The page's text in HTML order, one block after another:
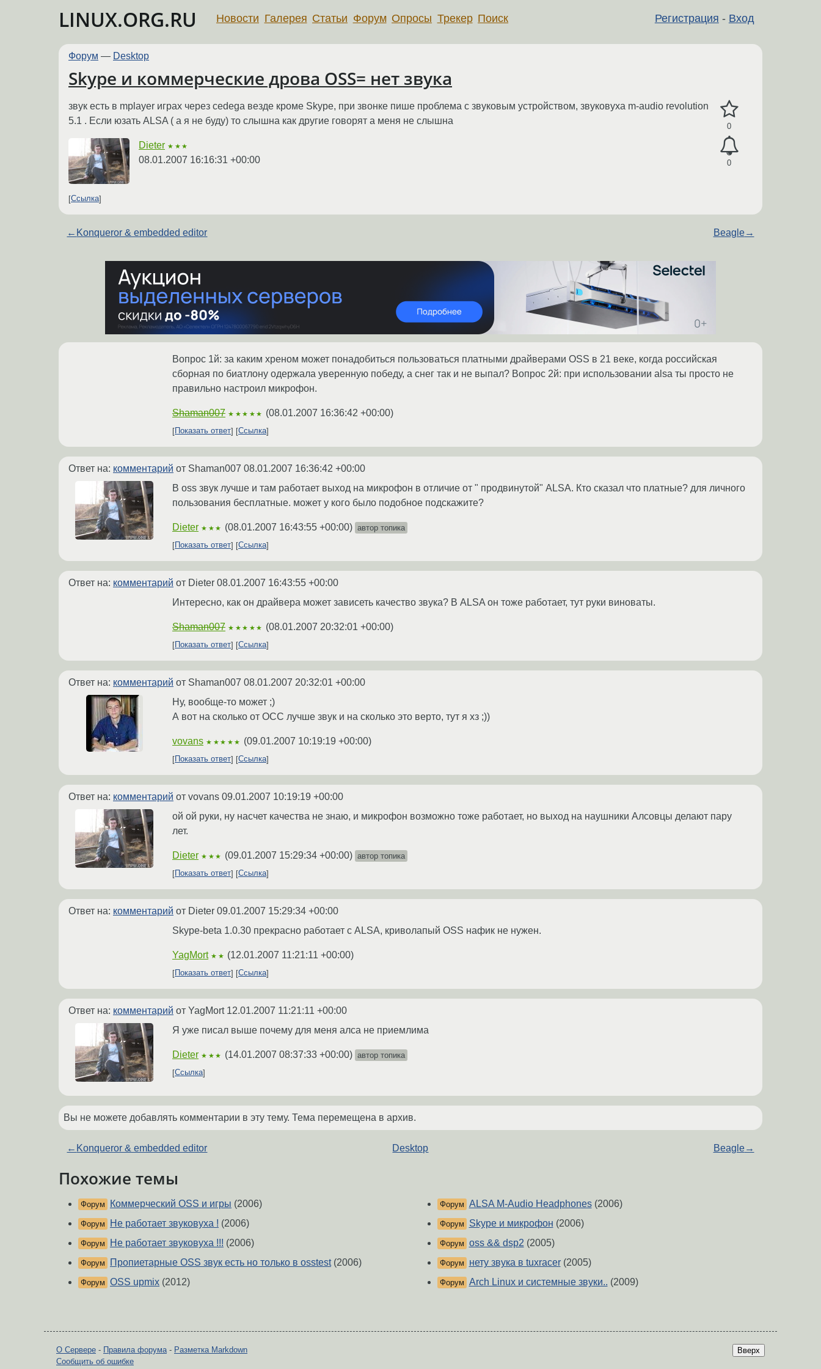
LINUX.ORG.RU Регистрация - Вход
Новости Галерея Статьи Форум Опросы Трекер Поиск
Форум — Desktop
Skype и коммерческие дрова OSS= нет звука
0
0
звук есть в mplayer играх через cedega везде кроме Skype, при звонке пише проблема с звуковым устройством, звуковуха m-audio revolution
5.1 . Если юзать ALSA ( а я не буду) то слышна как другие говорят а меня не слышна
Dieter ★★★
08.01.2007 16:16:31 +00:00
Ссылка
← Konqueror & embedded editor Beagle→
Вопрос 1й: за каким хреном может понадобиться пользоваться платными драйверами OSS в 21 веке, когда российская
сборная по биатлону одержала уверенную победу, а снег так и не выпал? Вопрос 2й: при использовании alsa ты просто не
правильно настроил микрофон.
Shaman007 ★★★★★ (08.01.2007 16:36:42 +00:00)
Показать ответ Ссылка
Ответ на: комментарий от Shaman007 08.01.2007 16:36:42 +00:00
В oss звук лучше и там работает выход на микрофон в отличие от " продвинутой" ALSA. Кто сказал что платные? для личного
пользования бесплатные. может у кого было подобное подскажите?
Dieter ★★★ (08.01.2007 16:43:55 +00:00) автор топика
Показать ответ
Ссылка
Ответ на: комментарий от Dieter 08.01.2007 16:43:55 +00:00
Интересно, как он драйвера может зависеть качество звука? В ALSA он тоже работает, тут руки виноваты.
Shaman007 ★★★★★ (08.01.2007 20:32:01 +00:00)
Показать ответ Ссылка
Ответ на: комментарий от Shaman007 08.01.2007 20:32:01 +00:00
Ну, вообще-то может ;)
А вот на сколько от ОСС лучше звук и на сколько это верто, тут я хз ;))
vovans ★★★★★ (09.01.2007 10:19:19 +00:00)
Показать ответ Ссылка
Ответ на: комментарий от vovans 09.01.2007 10:19:19 +00:00
ой ой руки, ну насчет качества не знаю, и микрофон возможно тоже работает, но выход на наушники Алсовцы делают пару
лет.
Dieter ★★★ (09.01.2007 15:29:34 +00:00) автор топика
Показать ответ
Ссылка
Ответ на: комментарий от Dieter 09.01.2007 15:29:34 +00:00
Skype-beta 1.0.30 прекрасно работает с ALSA, криволапый OSS нафик не нужен.
YagMort ★★ (12.01.2007 11:21:11 +00:00)
Показать ответ Ссылка
Ответ на: комментарий от YagMort 12.01.2007 11:21:11 +00:00
Я уже писал выше почему для меня алса не приемлима
Dieter ★★★ (14.01.2007 08:37:33 +00:00) автор топика
Ссылка
Вы не можете добавлять комментарии в эту тему. Тема перемещена в архив.
← Konqueror & embedded editor Desktop Beagle→
Похожие темы
Форум Коммерческий OSS и игры (2006)
Форум Не работает звуковуха ! (2006)
Форум Не работает звуковуха !!! (2006)
Форум Пропиетарные OSS звук есть но только в osstest(2006)
Форум OSS upmix (2012)
Форум ALSA M-Audio Headphones(2006)
Форум Skype и микрофон (2006)
Форум oss && dsp2 (2005)
Форум нету звука в tuxracer(2005)
Форум Arch Linux и системные звуки.. (2009)
Вверх
О Сервере - Правила форума- Разметка Markdown
Сообщить об ошибке